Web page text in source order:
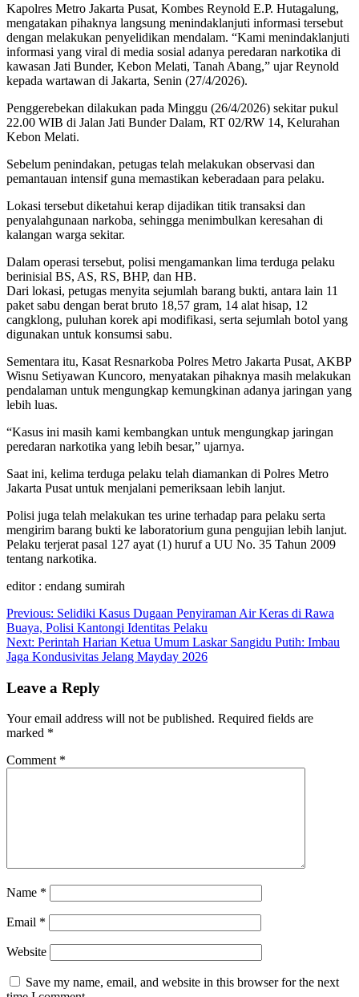
Kapolres Metro Jakarta Pusat, Kombes Reynold E.P. Hutagalung,
mengatakan pihaknya langsung menindaklanjuti informasi tersebut
dengan melakukan penyelidikan mendalam. “Kami menindaklanjuti
informasi yang viral di media sosial adanya peredaran narkotika di
kawasan Jati Bunder, Kebon Melati, Tanah Abang,” ujar Reynold
kepada wartawan di Jakarta, Senin (27/4/2026).
Penggerebekan dilakukan pada Minggu (26/4/2026) sekitar pukul
22.00 WIB di Jalan Jati Bunder Dalam, RT 02/RW 14, Kelurahan
Kebon Melati.
Sebelum penindakan, petugas telah melakukan observasi dan
pemantauan intensif guna memastikan keberadaan para pelaku.
Lokasi tersebut diketahui kerap dijadikan titik transaksi dan
penyalahgunaan narkoba, sehingga menimbulkan keresahan di
kalangan warga sekitar.
Dalam operasi tersebut, polisi mengamankan lima terduga pelaku
berinisial BS, AS, RS, BHP, dan HB.
Dari lokasi, petugas menyita sejumlah barang bukti, antara lain 11
paket sabu dengan berat bruto 18,57 gram, 14 alat hisap, 12
cangklong, puluhan korek api modifikasi, serta sejumlah botol yang
digunakan untuk konsumsi sabu.
Sementara itu, Kasat Resnarkoba Polres Metro Jakarta Pusat, AKBP
Wisnu Setiyawan Kuncoro, menyatakan pihaknya masih melakukan
pendalaman untuk mengungkap kemungkinan adanya jaringan yang
lebih luas.
“Kasus ini masih kami kembangkan untuk mengungkap jaringan
peredaran narkotika yang lebih besar,” ujarnya.
Saat ini, kelima terduga pelaku telah diamankan di Polres Metro
Jakarta Pusat untuk menjalani pemeriksaan lebih lanjut.
Polisi juga telah melakukan tes urine terhadap para pelaku serta
mengirim barang bukti ke laboratorium guna pengujian lebih lanjut.
Pelaku terjerat pasal 127 ayat (1) huruf a UU No. 35 Tahun 2009
tentang narkotika.
editor : endang sumirah
Post
navigation
Previous: Selidiki Kasus Dugaan Penyiraman Air Keras di Rawa
Buaya, Polisi Kantongi Identitas Pelaku
Next: Perintah Harian Ketua Umum Laskar Sangidu Putih: Imbau
Jaga Kondusivitas Jelang Mayday 2026
Leave a Reply
Your email address will not be published. Required fields are
marked *
Comment *
Name *
Email *
Website
Save my name, email, and website in this browser for the next